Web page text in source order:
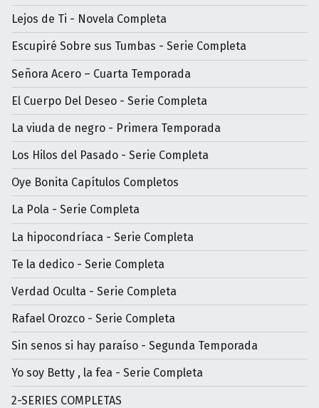
Lejos de Ti - Novela Completa
Escupiré Sobre sus Tumbas - Serie Completa
Señora Acero – Cuarta Temporada
El Cuerpo Del Deseo - Serie Completa
La viuda de negro - Primera Temporada
Los Hilos del Pasado - Serie Completa
Oye Bonita Capítulos Completos
La Pola - Serie Completa
La hipocondríaca - Serie Completa
Te la dedico - Serie Completa
Verdad Oculta - Serie Completa
Rafael Orozco - Serie Completa
Sin senos si hay paraíso - Segunda Temporada
Yo soy Betty , la fea - Serie Completa
2-SERIES COMPLETAS